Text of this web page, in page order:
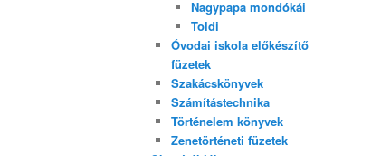
Nagypapa mondókái
Toldi
Óvodai iskola előkészítő
füzetek
Szakácskönyvek
Számítástechnika
Történelem könyvek
Zenetörténeti füzetek